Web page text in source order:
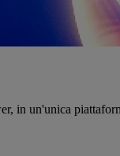
in un'unica